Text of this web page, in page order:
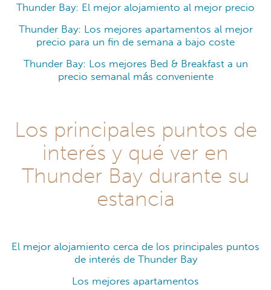
Thunder Bay: El mejor alojamiento al mejor precio
Thunder Bay: Los mejores apartamentos al mejor
precio para un fin de semana a bajo coste
Thunder Bay: Los mejores Bed & Breakfast a un
precio semanal más conveniente
Los principales puntos de
interés y qué ver en
Thunder Bay durante su
estancia
El mejor alojamiento cerca de los principales puntos
de interés de Thunder Bay
Los mejores apartamentos